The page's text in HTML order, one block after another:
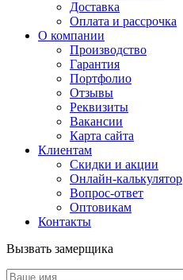
Доставка
Оплата и рассрочка
О компании
Производство
Гарантия
Портфолио
Отзывы
Реквизиты
Вакансии
Карта сайта
Клиентам
Скидки и акции
Онлайн-калькулятор
Вопрос-ответ
Оптовикам
Контакты
Вызвать замерщика